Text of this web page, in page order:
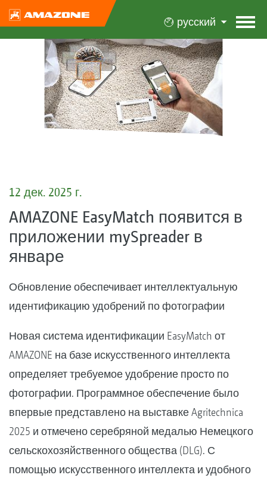
русский
12 дек. 2025 г.
AMAZONE EasyMatch появится в
приложении mySpreader в
январе
Обновление обеспечивает интеллектуальную
идентификацию удобрений по фотографии
Новая система идентификации EasyMatch от
AMAZONE на базе искусственного интеллекта
определяет требуемое удобрение просто по
фотографии. Программное обеспечение было
впервые представлено на выставке Agritechnica
2025 и отмечено серебряной медалью Немецкого
сельскохозяйственного общества (DLG). С
помощью искусственного интеллекта и удобного